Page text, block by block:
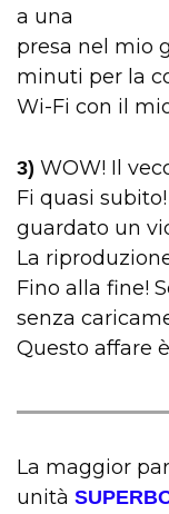
a una
presa nel mio
minuti per la
Wi-Fi con il
3) WOW! Il
Fi quasi
guardato un
La
Fino alla fine!
senza
Questo affare
La maggior
unità